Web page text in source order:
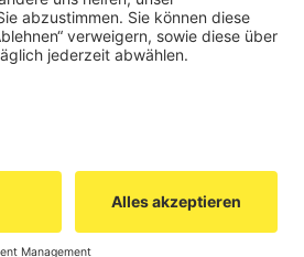
Maschinenschutz